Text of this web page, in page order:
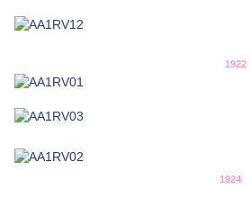
1922
1924